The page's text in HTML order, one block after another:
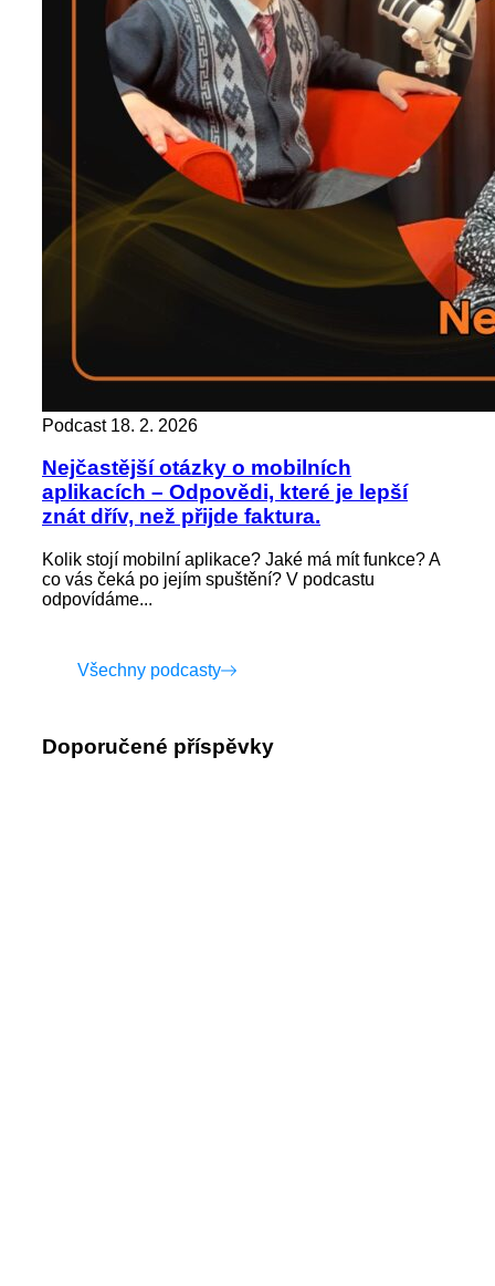
Podcast 18. 2. 2026
Nejčastější otázky o mobilních
aplikacích – Odpovědi, které je lepší
znát dřív, než přijde faktura.
Kolik stojí mobilní aplikace? Jaké má mít funkce? A
co vás čeká po jejím spuštění? V podcastu
odpovídáme...
Všechny podcasty
Doporučené příspěvky